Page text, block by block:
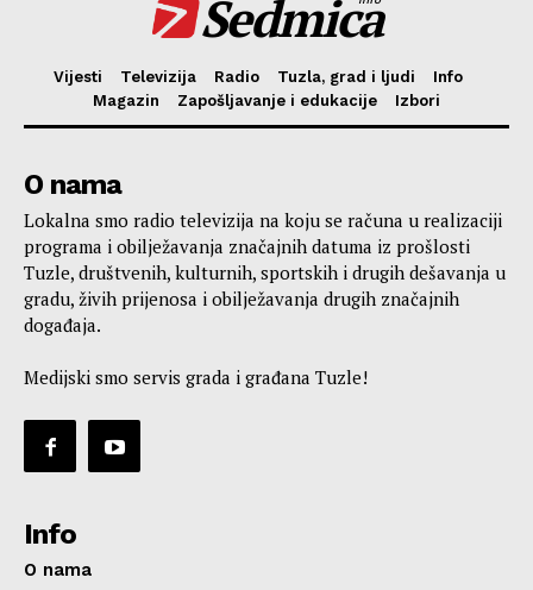
Sedmica
Vijesti Televizija Radio Tuzla, grad i ljudi
Info
Magazin
Zapošljavanje i edukacije Izbori
O nama
Lokalna smo radio televizija na koju se računa u realizaciji
programa i obilježavanja značajnih datuma iz prošlosti
Tuzle, društvenih, kulturnih, sportskih i drugih dešavanja u
gradu, živih prijenosa i obilježavanja drugih značajnih
događaja.
Medijski smo servis grada i građana Tuzle!
Info
O nama